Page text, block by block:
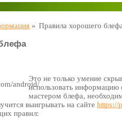
» Правила хорошего
Это не только умение
использовать информацию
мастером блефа,
выигрывать на сайте https://
правил: